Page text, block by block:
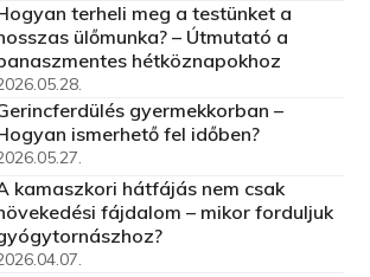
terheli meg a testünket a
ülőmunka? – Útmutató a
hétköznapokhoz
gyermekkorban –
ismerhető fel időben?
kamaszkori hátfájás nem csak
fájdalom – mikor forduljuk